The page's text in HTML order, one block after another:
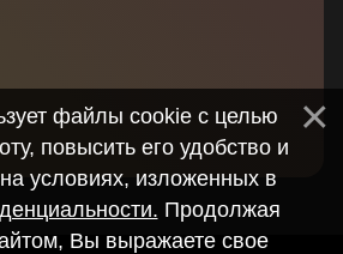
файлы cookie с целью
повысить его удобство и
условиях, изложенных в
Продолжая
Вы выражаете свое